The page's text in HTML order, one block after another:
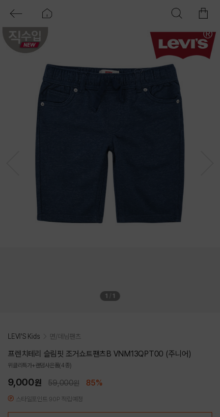
1 1
LEVI'S Kids 면/데님팬츠
프렌치테리 슬림핏 조거쇼트팬츠B VNM13QPT00 (주니어)
위클리특가+랜덤사은품(4종)
9,000원 59,000원 85%
스타일포인트 90P 적립예정